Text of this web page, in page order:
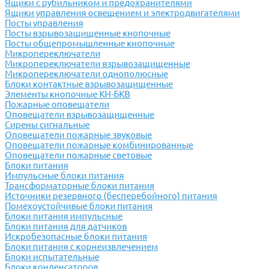
Ящики с рубильником и предохранителями
Ящики управления освещением и электродвигателями
Посты управления
Посты взрывозащищенные кнопочные
Посты общепромышленные кнопочные
Микропереключатели
Микропереключатели взрывозащищенные
Микропереключатели однополюсные
Блоки контактные взрывозащищенные
Элементы кнопочные КН-БКВ
Пожарные оповещатели
Оповещатели взрывозащищенные
Сирены сигнальные
Оповещатели пожарные звуковые
Оповещатели пожарные комбинированные
Оповещатели пожарные световые
Блоки питания
Импульсные блоки питания
Трансформаторные блоки питания
Источники резервного (бесперебойного) питания
Помехоустойчивые блоки питания
Блоки питания импульсные
Блоки питания для датчиков
Искробезопасные блоки питания
Блоки питания с корнеизвлечением
Блоки испытательные
Блоки конденсаторов